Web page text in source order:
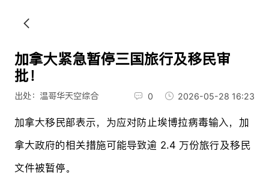
加拿大紧急暂停三国旅行及移民审
批！
出处：温哥华天空综合 0 2026-05-28 16:23
加拿大移民部表示，为应对防止埃博拉病毒输入，加
拿大政府的相关措施可能导致逾 2.4 万份旅行及移民
文件被暂停。